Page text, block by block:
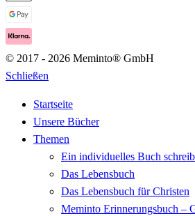
© 2017 - 2026 Meminto® GmbH
Schließen
Startseite
Unsere Bücher
Themen
Ein individuelles Buch
Das Lebensbuch
Das Lebensbuch für Christen
Meminto Erinnerungsbuch –